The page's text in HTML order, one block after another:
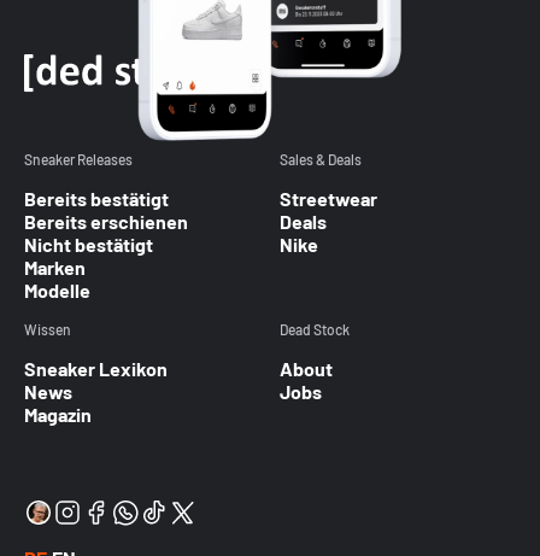
Sneaker Releases
Bereits bestätigt
Bereits erschienen
Nicht bestätigt
Marken
Modelle
Sales & Deals
Streetwear
Deals
Nike
Wissen
Sneaker Lexikon
News
Magazin
Dead Stock
About
Jobs